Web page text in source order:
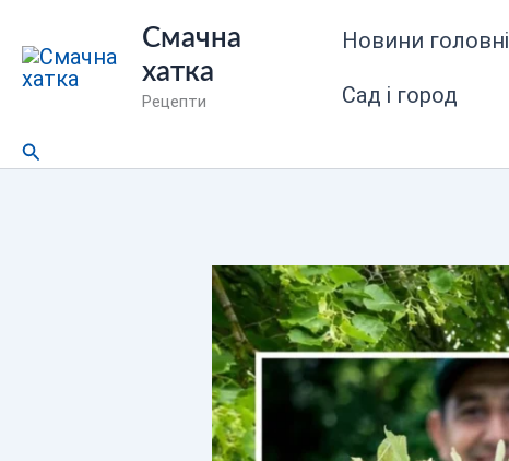
до
вмісту
Смачна
хатка
Рецепти
Новини головні
Сад і город
Пошук